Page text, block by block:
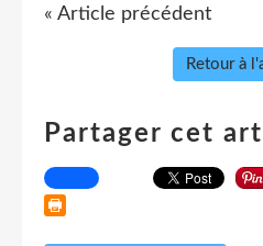
« Article précédent
Retour à
Partager cet